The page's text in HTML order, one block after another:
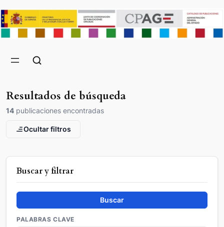
Resultados de búsqueda
14 publicaciones encontradas
Ocultar filtros
Buscar y filtrar
Buscar
PALABRAS CLAVE